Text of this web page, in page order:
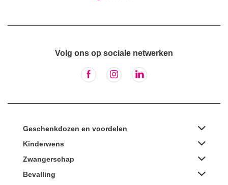
Volg ons op sociale netwerken
Geschenkdozen en voordelen
Kinderwens
Zwangerschap
Bevalling